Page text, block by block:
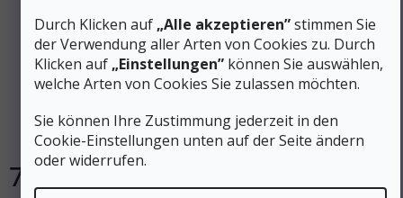
Durch Klicken auf „Alle akzeptieren”stimmen Sie
der Verwendung aller Arten von Cookies zu. Durch
Klicken auf „Einstellungen” können Sie auswählen,
welche Arten von Cookies Sie zulassen möchten.
Sie können Ihre Zustimmung jederzeit in den
Cookie-Einstellungen unten auf der Seite ändern
oder widerrufen.
MUNKEES Karabiner mit Kompass und Thermometer
Auf Lager
7 €